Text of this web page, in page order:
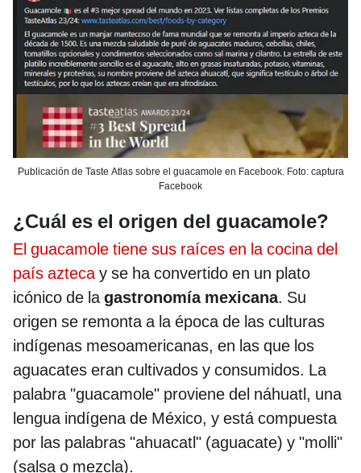
Publicación de Taste Atlas sobre el guacamole en Facebook. Foto: captura
Facebook
¿Cuál es el origen del guacamole?
El guacamole tiene sus raíces en la cocina del
país aztecay se ha convertido en un plato
icónico de lagastronomía mexicana. Su
origen se remonta a la época de las culturas
indígenas mesoamericanas, en las que los
aguacates eran cultivados y consumidos. La
palabra "guacamole" proviene del náhuatl, una
lengua indígena de México, y está compuesta
por las palabras "ahuacatl" (aguacate) y "molli"
(salsa o mezcla).